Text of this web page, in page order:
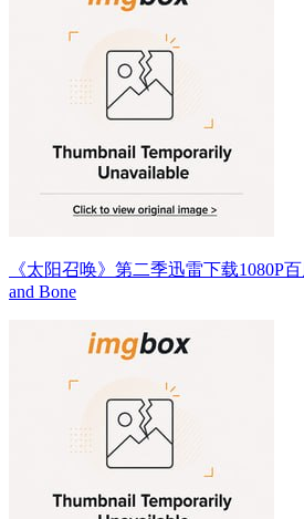
《太阳召唤》第二季迅雷下载1080P
and Bone